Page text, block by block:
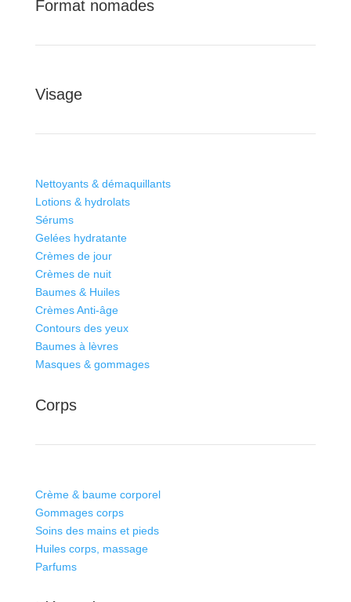
Format nomades
Visage
Nettoyants & démaquillants
Lotions & hydrolats
Sérums
Gelées hydratante
Crèmes de jour
Crèmes de nuit
Baumes & Huiles
Crèmes Anti-âge
Contours des yeux
Baumes à lèvres
Masques & gommages
Corps
Crème & baume corporel
Gommages corps
Soins des mains et pieds
Huiles corps, massage
Parfums